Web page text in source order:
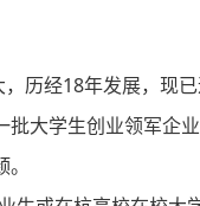
经18年发展，现
大学生创业领军企